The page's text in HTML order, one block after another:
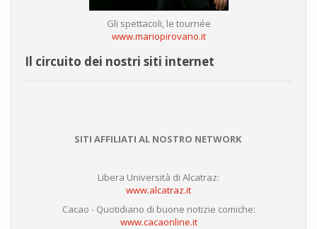
Gli spettacoli, le tournée
www.mariopirovano.it
Il circuito dei nostri siti internet
SITI AFFILIATI AL NOSTRO NETWORK
Libera Università di Alcatraz:
www.alcatraz.it
Cacao - Quotidiano di buone notizie comiche:
www.cacaonline.it